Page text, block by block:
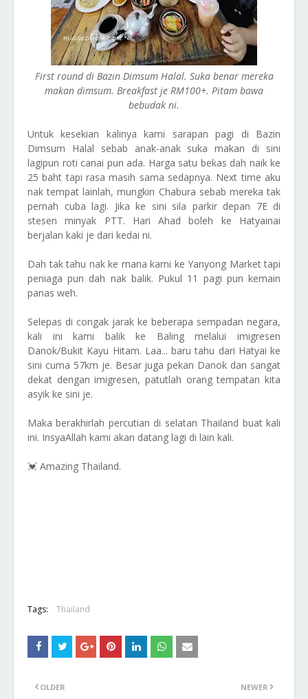
First round di Bazin Dimsum Halal. Suka benar mereka
makan dimsum. Breakfast je RM100+. Pitam bawa
bebudak ni.
Untuk kesekian kalinya kami sarapan pagi di Bazin
Dimsum Halal sebab anak-anak suka makan di sini
lagipun roti canai pun ada. Harga satu bekas dah naik ke
25 baht tapi rasa masih sama sedapnya. Next time aku
nak tempat lainlah, mungkin Chabura sebab mereka tak
pernah cuba lagi. Jika ke sini sila parkir depan 7E di
stesen minyak PTT. Hari Ahad boleh ke Hatyainai
berjalan kaki je dari kedai ni.
Dah tak tahu nak ke mana kami ke Yanyong Market tapi
peniaga pun dah nak balik. Pukul 11 pagi pun kemain
panas weh.
Selepas di congak jarak ke beberapa sempadan negara,
kali ini kami balik ke Baling melalui imigresen
Danok/Bukit Kayu Hitam. Laa... baru tahu dari Hatyai ke
sini cuma 57km je. Besar juga pekan Danok dan sangat
dekat dengan imigresen, patutlah orang tempatan kita
asyik ke sini je.
Maka berakhirlah percutian di selatan Thailand buat kali
ini. InsyaAllah kami akan datang lagi di lain kali.
💓 Amazing Thailand.
Tags: Thailand
NEWER
OLDER